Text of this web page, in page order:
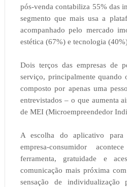
pós-venda contabiliza 55% das
segmento que mais usa a
acompanhado pelo mercado
estética (67%) e tecnologia
Dois terços das empresas de
serviço, principalmente quando
composto por apenas uma
entrevistados – o que aumenta
de MEI (Microempreendedor
A escolha do aplicativo para
empresa-consumidor
ferramenta, gratuidade e
comunicação mais próxima
sensação de